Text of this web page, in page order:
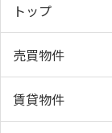
トップ
売買物件
賃貸物件